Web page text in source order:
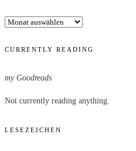
Archiv
CURRENTLY READING
my Goodreads
Not currently reading anything.
LESEZEICHEN